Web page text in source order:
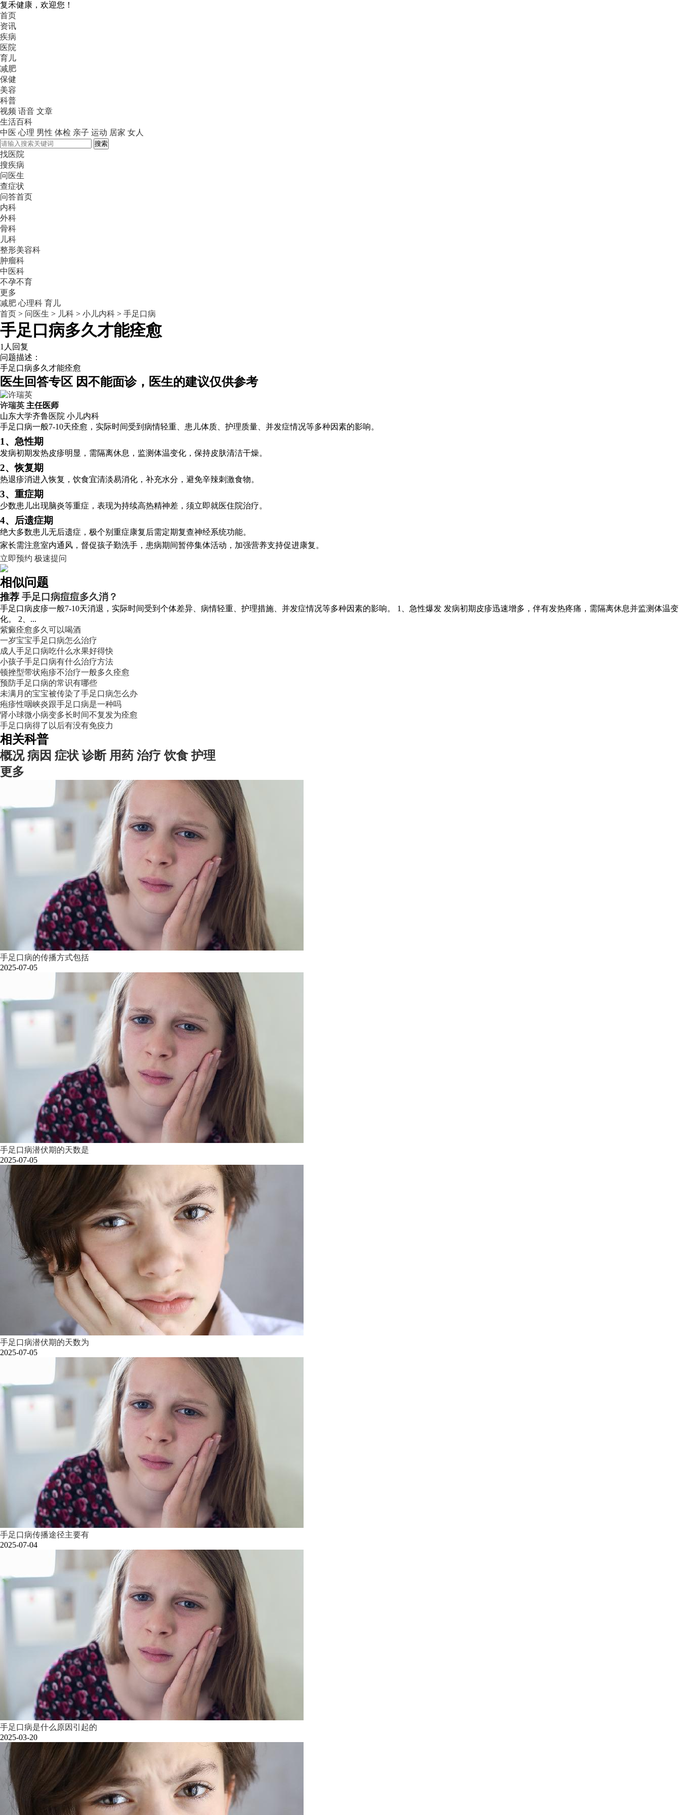
复禾健康，欢迎您！
首页
资讯
疾病
医院
育儿
减肥
保健
美容
科普
视频 语音 文章
生活百科
中医 心理 男性 体检 亲子 运动 居家 女人
搜索
找医院
搜疾病
问医生
查症状
问答首页
内科
外科
骨科
儿科
整形美容科
肿瘤科
中医科
不孕不育
更多
减肥 心理科 育儿
首页 > 问医生 > 儿科 > 小儿内科 > 手足口病
手足口病多久才能痊愈
1人回复
问题描述：
手足口病多久才能痊愈
医生回答专区 因不能面诊，医生的建议仅供参考
许瑞英 主任医师
山东大学齐鲁医院 小儿内科
手足口病一般7-10天痊愈，实际时间受到病情轻重、患儿体质、护理质量、并发症情况等多种因素的影响。
1、急性期
发病初期发热皮疹明显，需隔离休息，监测体温变化，保持皮肤清洁干燥。
2、恢复期
热退疹消进入恢复，饮食宜清淡易消化，补充水分，避免辛辣刺激食物。
3、重症期
少数患儿出现脑炎等重症，表现为持续高热精神差，须立即就医住院治疗。
4、后遗症期
绝大多数患儿无后遗症，极个别重症康复后需定期复查神经系统功能。
家长需注意室内通风，督促孩子勤洗手，患病期间暂停集体活动，加强营养支持促进康复。
立即预约 极速提问
相似问题
推荐 手足口病痘痘多久消？
手足口病皮疹一般7-10天消退，实际时间受到个体差异、病情轻重、护理措施、并发症情况等多种因素的影响。 1、急性爆发 发病初期皮疹迅速增多，伴有发热疼痛，需隔离休息并监测体温变
化。 2、...
紫癜痊愈多久可以喝酒
一岁宝宝手足口病怎么治疗
成人手足口病吃什么水果好得快
小孩子手足口病有什么治疗方法
顿挫型带状疱疹不治疗一般多久痊愈
预防手足口病的常识有哪些
未满月的宝宝被传染了手足口病怎么办
疱疹性咽峡炎跟手足口病是一种吗
肾小球微小病变多长时间不复发为痊愈
手足口病得了以后有没有免疫力
相关科普
概况 病因 症状 诊断 用药 治疗 饮食 护理
更多
手足口病的传播方式包括
2025-07-05
手足口病潜伏期的天数是
2025-07-05
手足口病潜伏期的天数为
2025-07-05
手足口病传播途径主要有
2025-07-04
手足口病是什么原因引起的
2025-03-20